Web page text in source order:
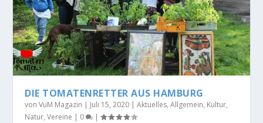
DIE TOMATENRETTER AUS HAMBURG
vonVuM Magazin | Juli 15, 2020 |Aktuelles,Allgemein, Kultur,
Natur,Vereine | 0 |